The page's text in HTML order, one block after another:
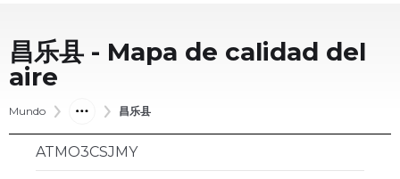
昌乐县 - Mapa de calidad del
aire
Mundo 昌乐县
ATMO3CSJMY